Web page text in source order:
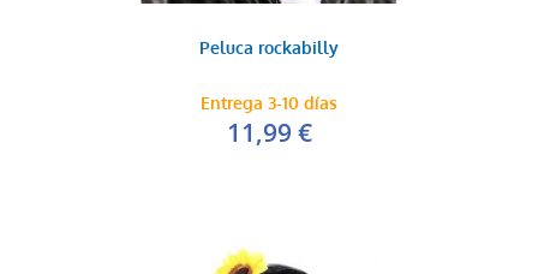
Peluca rockabilly
Entrega 3-10 días
11,99 €